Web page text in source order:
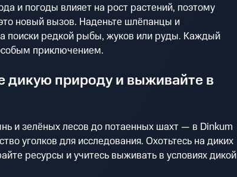
и погоды влияет на рост растений, поэтому
новый вызов. Наденьте шлёпанцы и
поиски редкой рыбы, жуков или руды. Каждый
приключением.
дикую природу и выживайте в
и зелёных лесов до потаенных шахт — в Dinkum
уголков для исследования. Охотьтесь на диких
ресурсы и учитесь выживать в условиях дикой